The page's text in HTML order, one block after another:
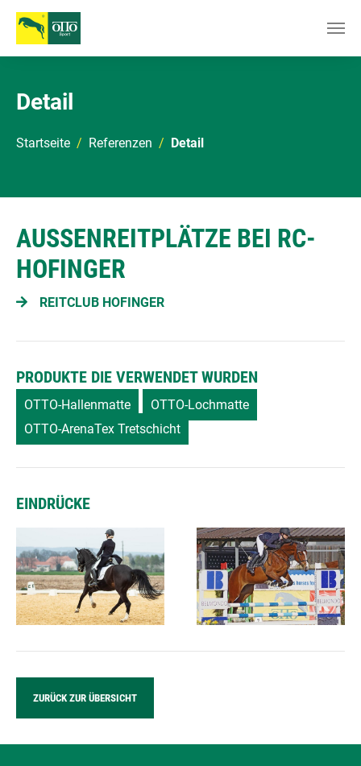
Detail
Startseite Referenzen Detail
AUSSENREITPLÄTZE BEI RC-H
OFINGER
REITCLUB HOFINGER
PRODUKTE DIE VERWENDET WURDEN
OTTO-Hallenmatte
OTTO-Lochmatte
OTTO-ArenaTex Tretschicht
EINDRÜCKE
ZURÜCK ZUR ÜBERSICHT